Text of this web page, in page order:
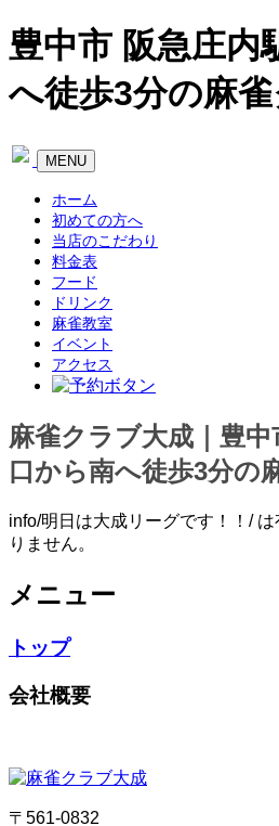
豊中市 阪急庄内
へ徒歩3分の麻
Toggle
navigation
MENU
ホーム
初めての方へ
当店のこだわり
料金表
フード
ドリンク
麻雀教室
イベント
アクセス
麻雀クラブ大成｜豊
口から南へ徒歩3分の
info/明日は大成リーグです！！/
りません。
メニュー
トップ
会社概要
〒561-0832